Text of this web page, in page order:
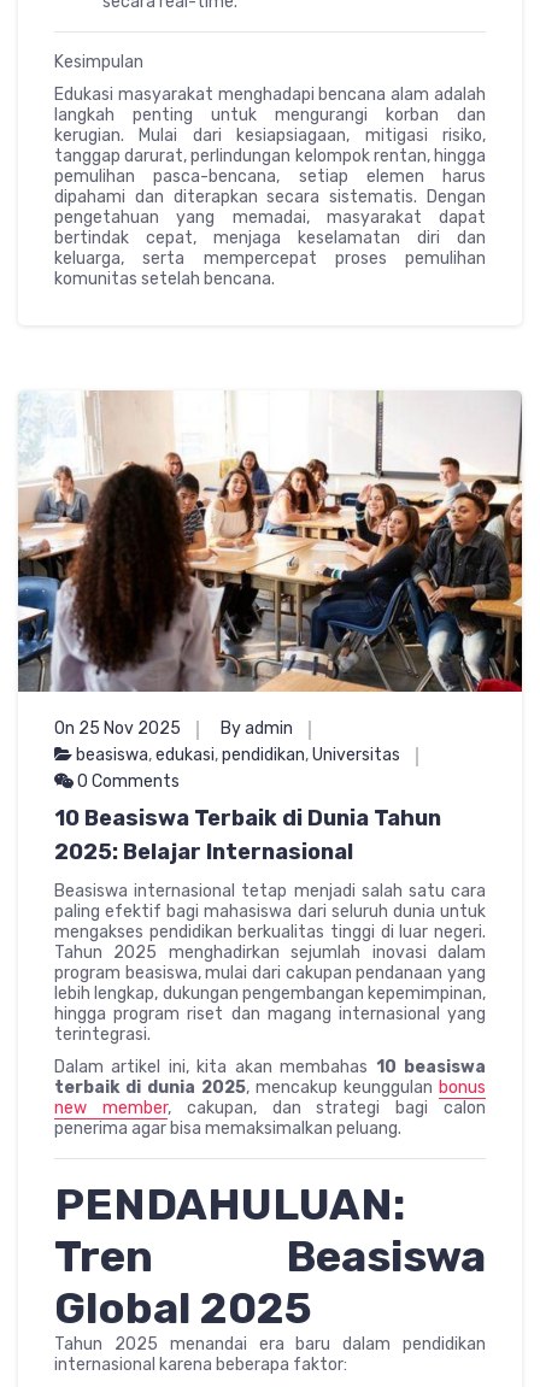
Kesimpulan
Edukasi masyarakat menghadapi bencana alam adalah
langkah penting untuk mengurangi korban dan
kerugian. Mulai dari kesiapsiagaan, mitigasi risiko,
tanggap darurat, perlindungan kelompok rentan, hingga
pemulihan pasca-bencana, setiap elemen harus
dipahami dan diterapkan secara sistematis. Dengan
pengetahuan yang memadai, masyarakat dapat
bertindak cepat, menjaga keselamatan diri dan
keluarga, serta mempercepat proses pemulihan
komunitas setelah bencana.
On 25 Nov 2025
By admin
beasiswa,edukasi,pendidikan,Universitas
0 Comments
10 Beasiswa Terbaik di Dunia Tahun
2025: Belajar Internasional
Beasiswa internasional tetap menjadi salah satu cara
paling efektif bagi mahasiswa dari seluruh dunia untuk
mengakses pendidikan berkualitas tinggi di luar negeri.
Tahun 2025 menghadirkan sejumlah inovasi dalam
program beasiswa, mulai dari cakupan pendanaan yang
lebih lengkap, dukungan pengembangan kepemimpinan,
hingga program riset dan magang internasional yang
terintegrasi.
Dalam artikel ini, kita akan membahas 10 beasiswa
terbaik di dunia 2025, mencakup keunggulan bonus
new member, cakupan, dan strategi bagi calon
penerima agar bisa memaksimalkan peluang.
PENDAHULUAN:
Tren Beasiswa
Global 2025
Tahun 2025 menandai era baru dalam pendidikan
internasional karena beberapa faktor: